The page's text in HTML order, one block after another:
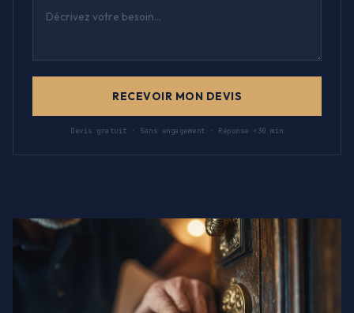
RECEVOIR MON DEVIS
Devis gratuit · Sans engagement · Réponse <30 min